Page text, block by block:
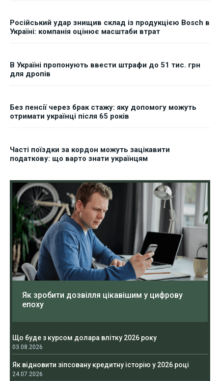
Російський удар знищив склад із продукцією Bosch в
Україні: компанія оцінює масштаби втрат
В Україні пропонують ввести штрафи до 51 тис. грн
для дропів
Без пенсії через брак стажу: яку допомогу можуть
отримати українці після 65 років
Часті поїздки за кордон можуть зацікавити
податкову: що варто знати українцям
Як зробити дозвілля цікавішим у цифрову
епоху
Що буде з курсом долара влітку 2026 року
03.08.2026
Як відновити зіпсовану кредитну історію у 2026 році
24.07.2026